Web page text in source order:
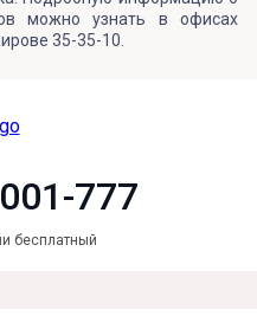
можно узнать в офисах
35-35-10.
777
бесплатный